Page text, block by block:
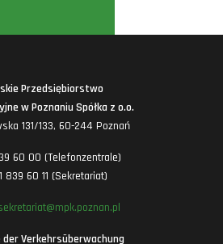
Przedsiębiorstwo
w Poznaniu Spółka z o.o.
131/133, 60-244 Poznań
60 00 (Telefonzentrale)
839 60 11 (Sekretariat)
Verkehrsüberwachung